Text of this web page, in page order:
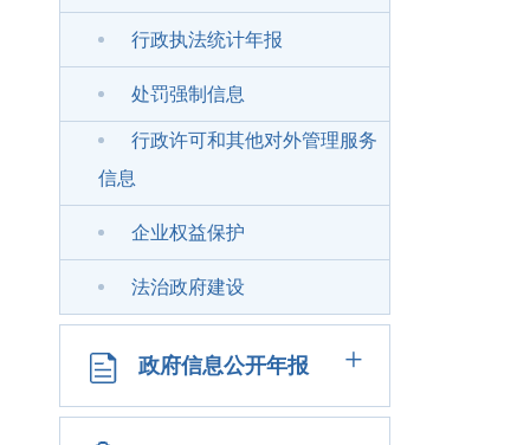
行政执法统计年报
处罚强制信息
行政许可和其他对外管理服务
信息
企业权益保护
法治政府建设
政府信息公开年报 +